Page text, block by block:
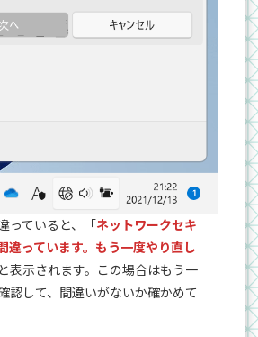
っていると、「ネットワークセキ
違っています。もう一度やり直し
表示されます。この場合はもう一
認して、間違いがないか確かめて